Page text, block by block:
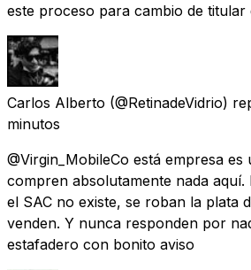
este proceso para cambio de titular
Carlos Alberto (@RetinadeVidrio)
minutos
@Virgin_MobileCo está empresa es
compren absolutamente nada aquí.
el SAC no existe, se roban la plata
venden. Y nunca responden por
estafadero con bonito aviso